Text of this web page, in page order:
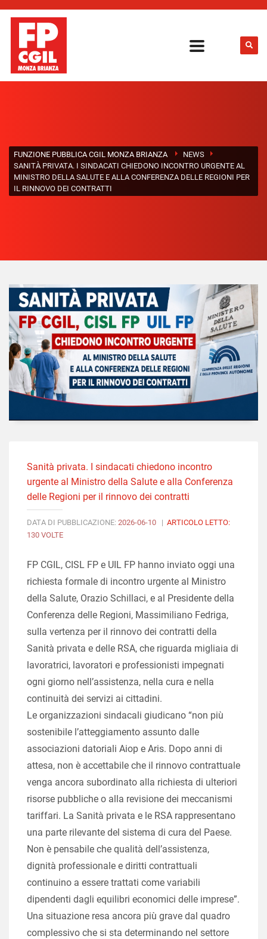
FUNZIONE PUBBLICA CGIL MONZA BRIANZA
NEWS
SANITÀ PRIVATA. I SINDACATI CHIEDONO INCONTRO URGENTE AL
MINISTRO DELLA SALUTE E ALLA CONFERENZA DELLE REGIONI PER
IL RINNOVO DEI CONTRATTI
Sanità privata. I sindacati chiedono incontro
urgente al Ministro della Salute e alla Conferenza
delle Regioni per il rinnovo dei contratti
DATA DI PUBBLICAZIONE: 2026-06-10 | ARTICOLO LETTO:
130 VOLTE
FP CGIL, CISL FP e UIL FP hanno inviato oggi una
richiesta formale di incontro urgente al Ministro
della Salute, Orazio Schillaci, e al Presidente della
Conferenza delle Regioni, Massimiliano Fedriga,
sulla vertenza per il rinnovo dei contratti della
Sanità privata e delle RSA, che riguarda migliaia di
lavoratrici, lavoratori e professionisti impegnati
ogni giorno nell’assistenza, nella cura e nella
continuità dei servizi ai cittadini.
Le organizzazioni sindacali giudicano “non più
sostenibile l’atteggiamento assunto dalle
associazioni datoriali Aiop e Aris. Dopo anni di
attesa, non è accettabile che il rinnovo contrattuale
venga ancora subordinato alla richiesta di ulteriori
risorse pubbliche o alla revisione dei meccanismi
tariffari. La Sanità privata e le RSA rappresentano
una parte rilevante del sistema di cura del Paese.
Non è pensabile che qualità dell’assistenza,
dignità professionale e diritti contrattuali
continuino a essere trattati come variabili
dipendenti dagli equilibri economici delle imprese”.
Una situazione resa ancora più grave dal quadro
complessivo che si sta determinando nel settore